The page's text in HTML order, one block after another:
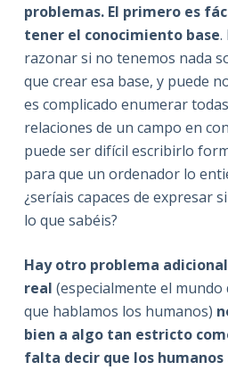
problemas. El primero es
tener el conocimiento base.
razonar si no tenemos nada
que crear esa base, y puede
es complicado enumerar
relaciones de un campo en
puede ser difícil escribirlo
para que un ordenador lo
¿seríais capaces de expresar
lo que sabéis?
Hay otro problema
real (especialmente el
que hablamos los humanos)
bien a algo tan estricto
falta decir que los humanos